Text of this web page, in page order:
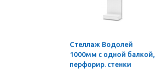
Стеллаж Водолей
1000мм с одной балкой,
перфорир. стенки